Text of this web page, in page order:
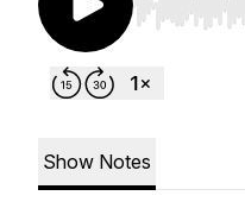
Use Left/
Show Notes